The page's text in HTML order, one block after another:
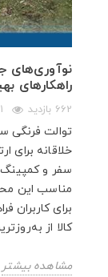
نوآوری‌های
راهکارهای
662 بازدید 1
توالت فرنگی
خلاقانه برای
سفر و کمپینگ
مناسب این
برای کاربران
کالا از
مشاهده بیشتر